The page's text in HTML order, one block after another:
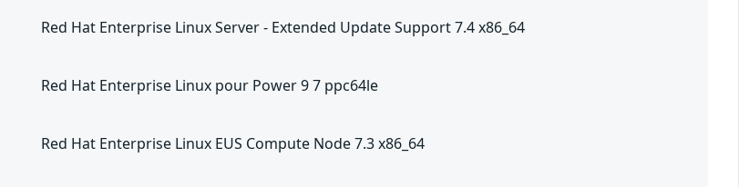
Red Hat Enterprise Linux Server - Extended Update Support 7.4 x86_64
Red Hat Enterprise Linux pour Power 9 7 ppc64le
Red Hat Enterprise Linux EUS Compute Node 7.3 x86_64